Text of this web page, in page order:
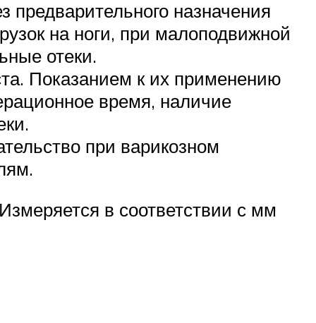
предварительного назначения
на ноги, при малоподвижной
отеки.
Показанием к их применению
время, наличие
при варикозном
в соответствии с мм